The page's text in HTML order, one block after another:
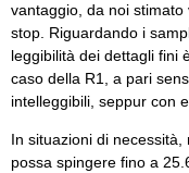
vantaggio, da noi
stop. Riguardando i
leggibilità dei dettagli fini
caso della R1, a pari
intelleggibili, seppur con
In situazioni di
possa spingere fino a